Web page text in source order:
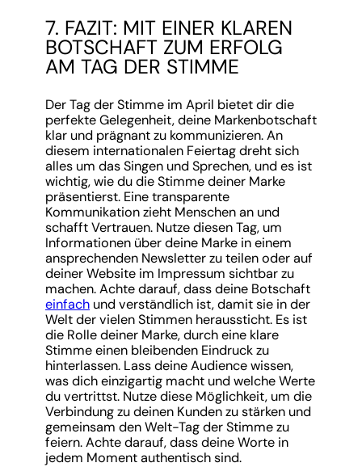
7. FAZIT: MIT EINER KLAREN
BOTSCHAFT ZUM ERFOLG
AM TAG DER STIMME
Der Tag der Stimme im April bietet dir die
perfekte Gelegenheit, deine Markenbotschaft
klar und prägnant zu kommunizieren. An
diesem internationalen Feiertag dreht sich
alles um das Singen und Sprechen, und es ist
wichtig, wie du die Stimme deiner Marke
präsentierst. Eine transparente
Kommunikation zieht Menschen an und
schafft Vertrauen. Nutze diesen Tag, um
Informationen über deine Marke in einem
ansprechenden Newsletter zu teilen oder auf
deiner Website im Impressum sichtbar zu
machen. Achte darauf, dass deine Botschaft
einfach und verständlich ist, damit sie in der
Welt der vielen Stimmen heraussticht. Es ist
die Rolle deiner Marke, durch eine klare
Stimme einen bleibenden Eindruck zu
hinterlassen. Lass deine Audience wissen,
was dich einzigartig macht und welche Werte
du vertrittst. Nutze diese Möglichkeit, um die
Verbindung zu deinen Kunden zu stärken und
gemeinsam den Welt-Tag der Stimme zu
feiern. Achte darauf, dass deine Worte in
jedem Moment authentisch sind.